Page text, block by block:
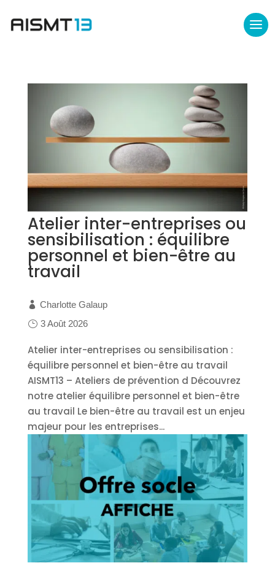
Atelier inter-entreprises ou
sensibilisation : équilibre
personnel et bien-être au
travail
Charlotte Galaup
3 Août 2026
Atelier inter-entreprises ou sensibilisation :
équilibre personnel et bien-être au travail
AISMT13 – Ateliers de prévention d Découvrez
notre atelier équilibre personnel et bien-être
au travail Le bien-être au travail est un enjeu
majeur pour les entreprises...